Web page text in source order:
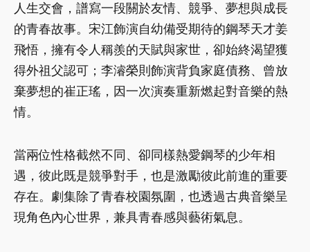
人生交會，譜寫一段關於友情、競爭、夢想與成長
的青春故事。宋江飾演自幼備受期待的鋼琴天才姜
飛悟，擁有令人稱羨的天賦與家世，卻始終渴望獲
得外祖父認可；李濬榮則飾演背負家庭債務、曾放
棄夢想的崔正瑤，因一次演奏重新燃起對音樂的熱
情。
當兩位性格截然不同、卻同樣熱愛鋼琴的少年相
遇，彼此既是競爭對手，也是激勵彼此前進的重要
存在。劇集除了青春校園氛圍，也透過古典音樂呈
現角色內心世界，兼具青春感與藝術氣息。